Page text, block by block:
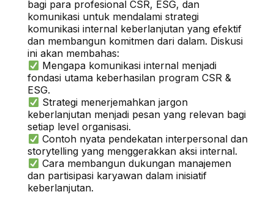
bagi para profesional CSR, ESG, dan
komunikasi untuk mendalami strategi
komunikasi internal keberlanjutan yang efektif
dan membangun komitmen dari dalam. Diskusi
ini akan membahas:
Mengapa komunikasi internal menjadi
fondasi utama keberhasilan program CSR &
ESG.
Strategi menerjemahkan jargon
keberlanjutan menjadi pesan yang relevan bagi
setiap level organisasi.
Contoh nyata pendekatan interpersonal dan
storytelling yang menggerakkan aksi internal.
Cara membangun dukungan manajemen
dan partisipasi karyawan dalam inisiatif
keberlanjutan.